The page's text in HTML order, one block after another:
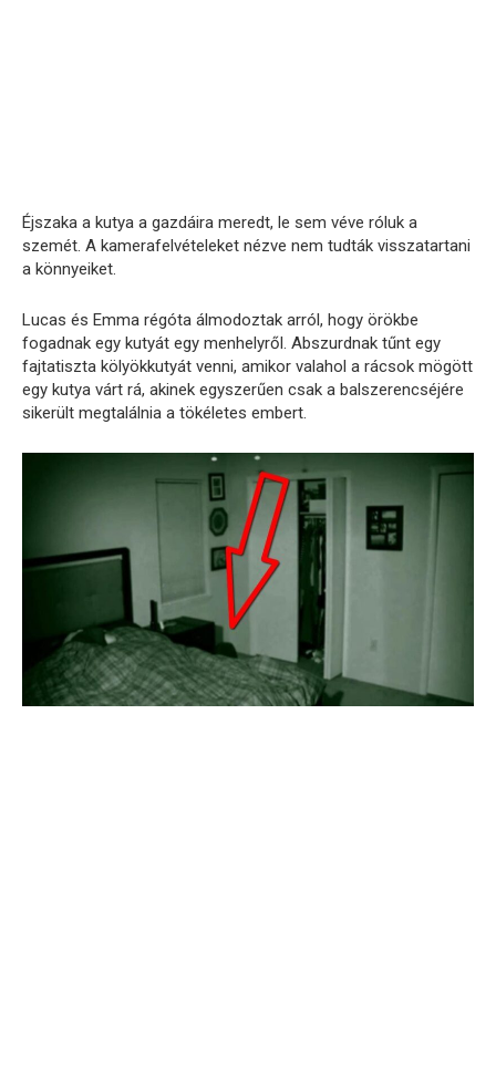
Éjszaka a kutya a gazdáira meredt, le sem véve róluk a
szemét. A kamerafelvételeket nézve nem tudták visszatartani
a könnyeiket.
Lucas és Emma régóta álmodoztak arról, hogy örökbe
fogadnak egy kutyát egy menhelyről. Abszurdnak tűnt egy
fajtatiszta kölyökkutyát venni, amikor valahol a rácsok mögött
egy kutya várt rá, akinek egyszerűen csak a balszerencséjére
sikerült megtalálnia a tökéletes embert.